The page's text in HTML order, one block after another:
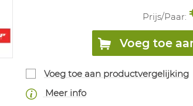
Prijs/Paar:
Voeg toe
Voeg toe aan productvergelijking
Meer info